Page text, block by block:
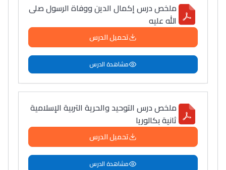
ملخص درس إكمال الدين ووفاة الرسول صلى
الله عليه
تحميل الدرس
مشاهدة الدرس
ملخص درس التوحيد والحرية التربية الإسلامية
ثانية بكالوريا
تحميل الدرس
مشاهدة الدرس